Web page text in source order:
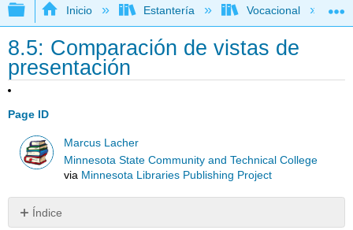
Expandir/contraer jerarquía global
Inicio Estantería Vocacional
8.5: Comparación de vistas de
presentación
Page ID
Marcus Lacher
Minnesota State Community and Technical College
via Minnesota Libraries Publishing Project
Índice
Sin